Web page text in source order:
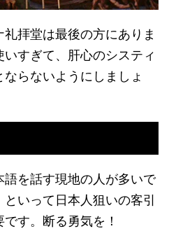
拝堂は最後の方にありま
すぎて、肝心のシスティ
らないようにしましょ
語を話す現地の人が多いで
いって日本人狙いの客引
す。断る勇気を！